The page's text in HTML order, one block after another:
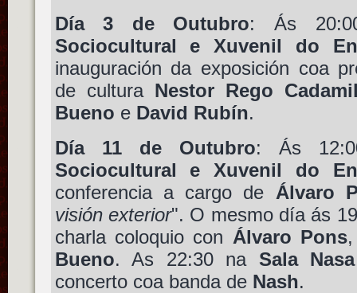
Día 3 de Outubro: Ás
Sociocultural e Xuvenil do
inauguración da exposición coa
de cultura Nestor Rego
Bueno e David Rubín.
Día 11 de Outubro: Ás
Sociocultural e Xuvenil do
conferencia a cargo de Álvaro
visión exterior". O mesmo día ás
charla coloquio con Álvaro Pons
Bueno. As 22:30 na Sala Nasa
concerto coa banda de Nash.